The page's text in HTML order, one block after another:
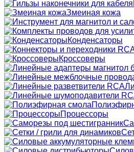
Змеиная кожа
Конденсаторы
Кроссоверы
Процессоры